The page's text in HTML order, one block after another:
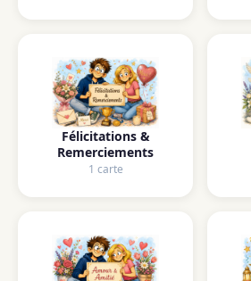
Félicitations &
Remerciements
1 carte